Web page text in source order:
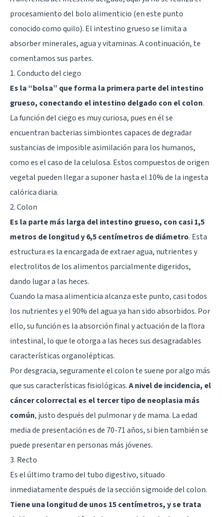
procesamiento del bolo alimenticio (en este punto
conocido como quilo). El intestino grueso se limita a
absorber minerales, agua y vitaminas. A continuación, te
comentamos sus partes.
1. Conducto del ciego
Es la “bolsa” que forma la primera parte del intestino
grueso, conectando el intestino delgado con el colon.
La función del ciego es muy curiosa, pues en él se
encuentran bacterias simbiontes capaces de degradar
sustancias de imposible asimilación para los humanos,
como es el caso de la celulosa. Estos compuestos de origen
vegetal pueden llegar a suponer hasta el 10% de la ingesta
calórica diaria.
2. Colon
Es la parte más larga del intestino grueso, con casi 1,5
metros de longitud y 6,5 centímetros de diámetro. Esta
estructura es la encargada de extraer agua, nutrientes y
electrolitos de los alimentos parcialmente digeridos,
dando lugar a las heces.
Cuando la masa alimenticia alcanza este punto, casi todos
los nutrientes y el 90% del agua ya han sido absorbidos. Por
ello, su función es la absorción final y actuación de la flora
intestinal, lo que le otorga a las heces sus desagradables
características organolépticas.
Por desgracia, seguramente el colon te suene por algo más
que sus características fisiológicas.A nivel de incidencia, el
cáncer colorrectal es el tercer tipo de neoplasia más
común, justo después del pulmonar y de mama. La edad
media de presentación es de 70-71 años, si bien también se
puede presentar en personas más jóvenes.
3. Recto
Es el último tramo del tubo digestivo, situado
inmediatamente después de la sección sigmoide del colon.
Tiene una longitud de unos 15 centímetros, y se trata